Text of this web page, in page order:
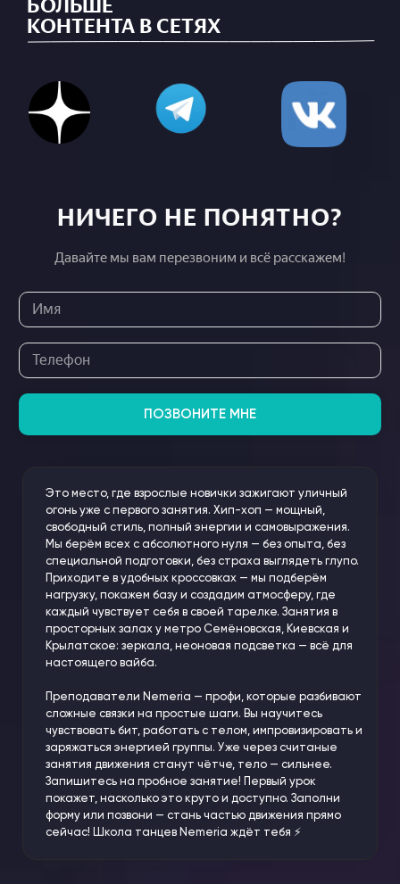
БОЛЬШЕ
КОНТЕНТА В СЕТЯХ
НИЧЕГО НЕ ПОНЯТНО?
Давайте мы вам перезвоним и всё расскажем!
ПОЗВОНИТЕ МНЕ
Это место, где взрослые новички зажигают уличный
огонь уже с первого занятия. Хип-хоп — мощный,
свободный стиль, полный энергии и самовыражения.
Мы берём всех с абсолютного нуля — без опыта, без
специальной подготовки, без страха выглядеть глупо.
Приходите в удобных кроссовках — мы подберём
нагрузку, покажем базу и создадим атмосферу, где
каждый чувствует себя в своей тарелке. Занятия в
просторных залах у метро Семёновская, Киевская и
Крылатское: зеркала, неоновая подсветка — всё для
настоящего вайба.
Преподаватели Nemeria — профи, которые разбивают
сложные связки на простые шаги. Вы научитесь
чувствовать бит, работать с телом, импровизировать и
заряжаться энергией группы. Уже через считаные
занятия движения станут чётче, тело — сильнее.
Запишитесь на пробное занятие! Первый урок
покажет, насколько это круто и доступно. Заполни
форму или позвони — стань частью движения прямо
сейчас! Школа танцев Nemeria ждёт тебя ⚡